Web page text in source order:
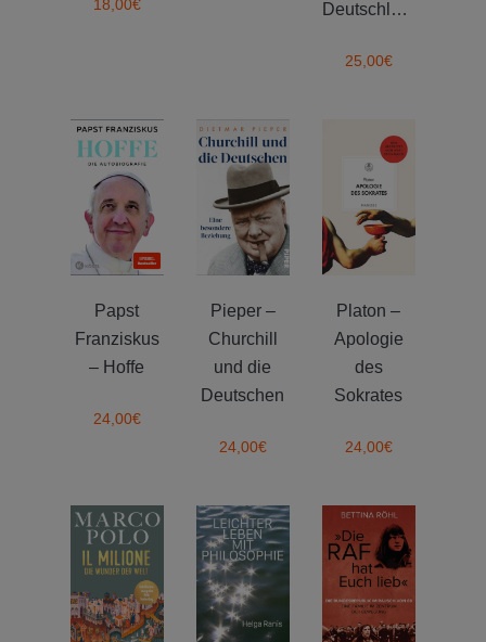
18,00€ Deutschland
25,00€
Papst
Franziskus
– Hoffe
24,00€
Pieper –
Churchill
und die
Deutschen
24,00€
Platon –
Apologie
des
Sokrates
24,00€